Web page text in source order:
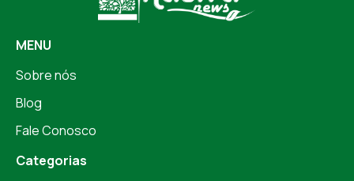
MENU
Sobre nós
Blog
Fale Conosco
Categorias